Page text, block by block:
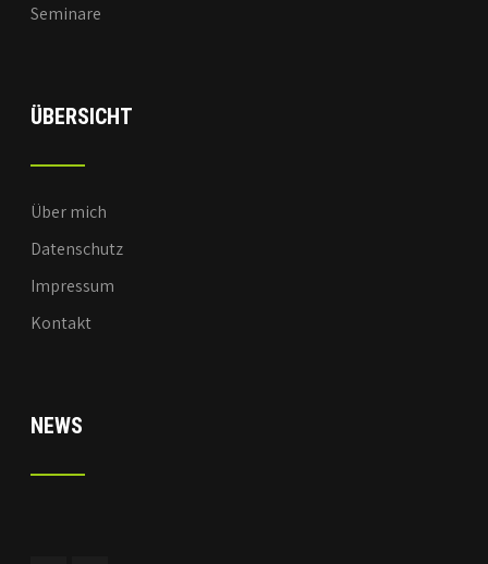
Seminare
ÜBERSICHT
Über mich
Datenschutz
Impressum
Kontakt
NEWS